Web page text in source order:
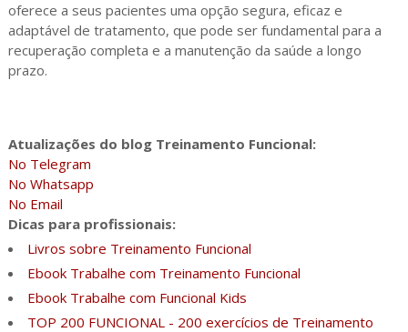
oferece a seus pacientes uma opção segura, eficaz e
adaptável de tratamento, que pode ser fundamental para a
recuperação completa e a manutenção da saúde a longo
prazo.
Atualizações do blog Treinamento Funcional:
No Telegram
No Whatsapp
No Email
Dicas para profissionais:
Livros sobre Treinamento Funcional
Ebook Trabalhe com Treinamento Funcional
Ebook Trabalhe com Funcional Kids
TOP 200 FUNCIONAL - 200 exercícios de Treinamento